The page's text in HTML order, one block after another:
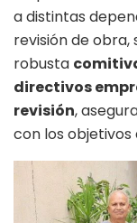
a distintas
revisión de obra,
robusta
directivos
revisión,
con los objetivos